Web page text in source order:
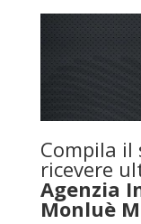
Compila
ricevere
Agenzia
Monluè